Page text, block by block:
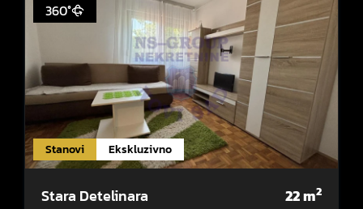
Stanovi Ekskluzivno
360°
Stara Detelinara 22m2